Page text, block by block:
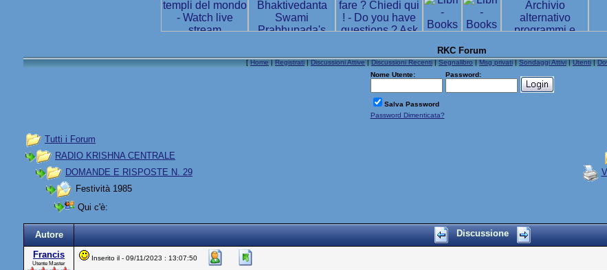
RKC Forum
[Home|Registrati|Discussioni Attive|Discussioni Recenti|Segnalibro|Msg privati|Sondaggi Attivi|Utenti|
Nome Utente:
Password:
Salva Password
Password Dimenticata?
Tutti i Forum
RADIO KRISHNA CENTRALE
DOMANDE E RISPOSTE N. 29
Festività 1985
Qui c'è:
Autore Discussione
Francis
Utente Master
Inserito il - 09/11/2023 : 13:07:50